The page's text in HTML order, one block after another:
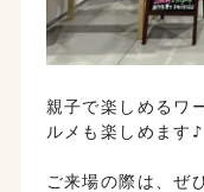
親子で楽しめるワ
ルメも楽しめます♪
ご来場の際は、ぜ